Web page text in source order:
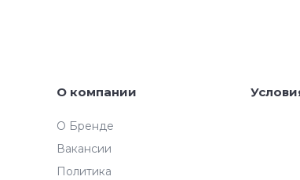
О компании
О Бренде
Вакансии
Политика